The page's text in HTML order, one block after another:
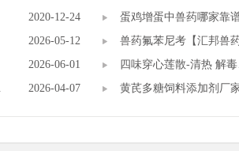
2020-12-24 蛋鸡增蛋中兽药哪家靠
2026-05-12 兽药氟苯尼考【汇邦兽药
2026-06-01 四味穿心莲散-清热 解
2026-04-07
黄芪多糖饲料添加剂厂